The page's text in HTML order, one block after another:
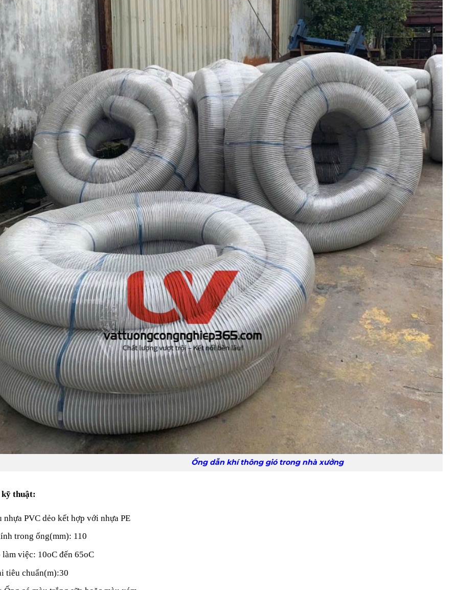
Ống dẫn khí thông gió trong nhà xưởng
kỹ thuật:
nhựa PVC dẻo kết hợp với nhựa PE
trong ống(mm): 110
việc: 10oC đến 65oC
tiêu chuẩn(m):30